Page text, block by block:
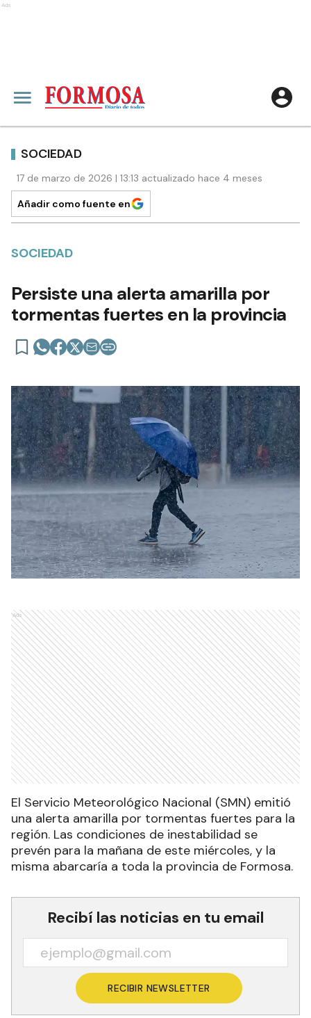
Ads
SOCIEDAD
17 de marzo de 2026 | 13:13 actualizado hace 4 meses
Añadir como fuente en
SOCIEDAD
Persiste una alerta amarilla por
tormentas fuertes en la provincia
Ads
El Servicio Meteorológico Nacional (SMN) emitió
una alerta amarilla por tormentas fuertes para la
región. Las condiciones de inestabilidad se
prevén para la mañana de este miércoles, y la
misma abarcaría a toda la provincia de Formosa.
Recibí las noticias en tu email
RECIBIR NEWSLETTER